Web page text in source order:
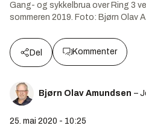
Gang- og sykkelbrua over Ring 3
sommeren 2019. Foto: Bjørn Olav
Del Kommenter
Bjørn Olav Amundsen –
25. mai 2020 - 10:25